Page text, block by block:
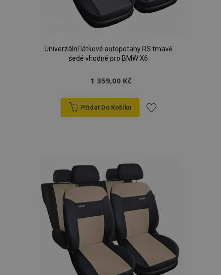
Univerzální látkové autopotahy RS tmavě
šedé vhodné pro BMW X6
1 359,00 Kč
Přidat Do Košíku